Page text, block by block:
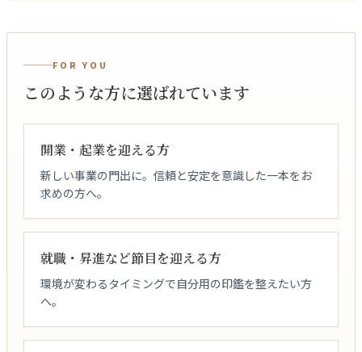
FOR YOU
このような方に選ばれています
開業・起業を迎える方
新しい事業の門出に。信頼と安定を意識した一本をお
求めの方へ。
就職・昇進など節目を迎える方
環境が変わるタイミングで自分用の印鑑を整えたい方
へ。